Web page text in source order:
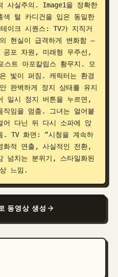
사실주의. Image1을 정확한
털 카디건을 입은 동일한
이크 시퀀스: TV가 지직거
현실이 급격하게 변화함 —
공포 차원, 미래형 우주선,
트 아포칼립스 황무지. 모
빛이 퍼짐. 캐릭터는 환경
완벽하게 정지 상태를 유지
일시 정지 버튼을 누르면,
임을 멈춤. 그녀는 얼어붙
어 다닌 뒤 다시 소파에 앉
. TV 화면: “시청을 계속하
화적 연출, 사실적인 전환,
넘치는 분위기, 스타일화된
느낌.
동영상 생성